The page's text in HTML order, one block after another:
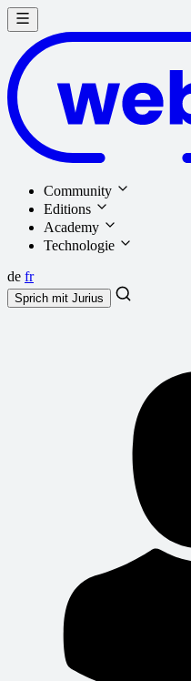
Community
Editions
Academy
Technologie
de fr
Sprich mit Jurius